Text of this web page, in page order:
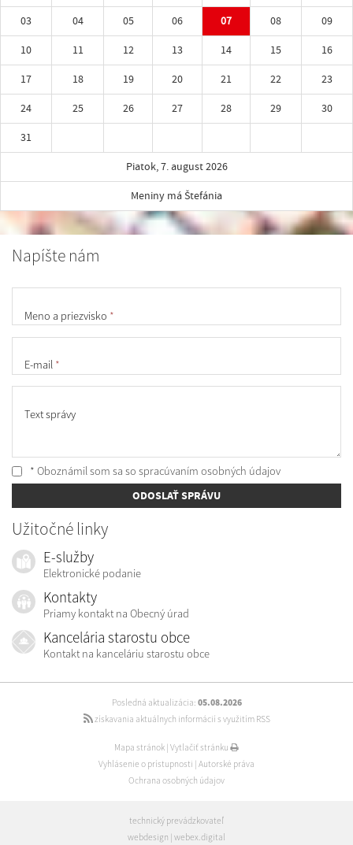
03
04 05 06 07 08
09
10
11 12 13 14 15
16
17
18 19 20 21 22
23
24
25 26 27 28 29
30
31
Piatok, 7. august 2026
Meniny má Štefánia
Napíšte nám
Meno a priezvisko *
E-mail *
Text správy
* Oboznámil som sa so spracúvaním osobných údajov
ODOSLAŤ SPRÁVU
Užitočné linky
E-služby
Elektronické podanie
Kontakty
Priamy kontakt na Obecný úrad
Kancelária starostu obce
Kontakt na kanceláriu starostu obce
Posledná aktualizácia: 05.08.2026
získavania aktuálnych informácií s využitím RSS
Mapa stránok | Vytlačiť stránku
Vyhlásenie o prístupnosti | Autorské práva
Ochrana osobných údajov
technický prevádzkovateľ
webdesign | webex.digital